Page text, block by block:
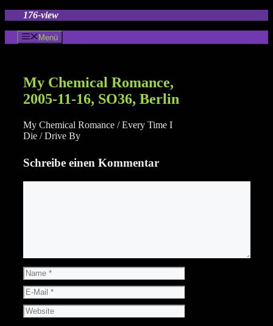
springen
176-view
Menü
My Chemical Romance,
2005-11-16, SO36, Berlin
My Chemical Romance / Every Time I
Die / Drive By
Schreibe einen Kommentar
Name
E-
Mail
Website